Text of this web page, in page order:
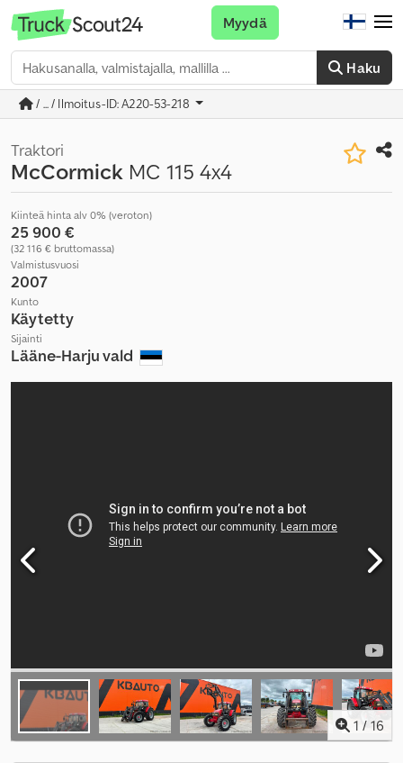
Haku
Myydä
/ ... / Ilmoitus-ID: A220-53-218
Traktori
McCormick MC 115 4x4
Kiinteä hinta alv 0% (veroton)
25 900 €
(32 116 € bruttomassa)
Valmistusvuosi
2007
Kunto
Käytetty
Sijainti
Lääne-Harju vald
1 / 16